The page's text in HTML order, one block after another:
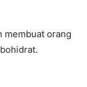
membuat orang